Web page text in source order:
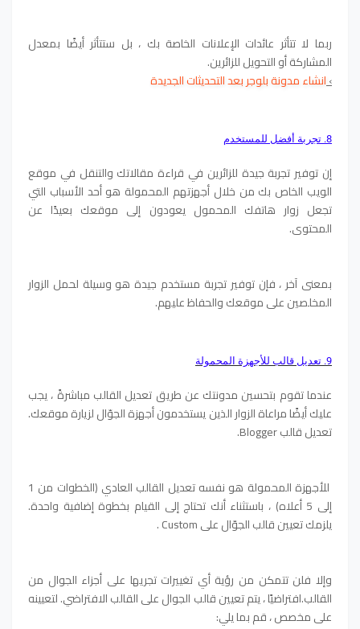
ربما لا تتأثر عائدات الإعلانات الخاصة بك ، بل ستتأثر أيضًا بمعدل
المشاركة أو التحويل للزائرين.
›انشاء مدونة بلوجر بعد التحديثات الجديدة
8. تجربة أفضل للمستخدم
إن توفير تجربة جيدة للزائرين في قراءة مقالاتك والتنقل في موقع
الويب الخاص بك من خلال أجهزتهم المحمولة هو أحد الأسباب التي
تجعل زوار هاتفك المحمول يعودون إلى موقعك بعيدًا عن
المحتوى.
بمعنى آخر ، فإن توفير تجربة مستخدم جيدة هو وسيلة لحمل الزوار
المخلصين على موقعك والحفاظ عليهم.
9. تعديل قالب للأجهزة المحمولة
عندما تقوم بتحسين مدونتك عن طريق تعديل القالب مباشرةً ، يجب
عليك أيضًا مراعاة الزوار الذين يستخدمون أجهزة الجوّال لزيارة موقعك.
تعديل قالب Blogger.
للأجهزة المحمولة هو نفسه تعديل القالب العادي (الخطوات من 1
إلى 5 أعلاه) ، باستثناء أنك تحتاج إلى القيام بخطوة إضافية واحدة.
يلزمك تعيين قالب الجوّال على Custom .
وإلا فلن تتمكن من رؤية أي تغييرات تجريها على أجزاء الجوال من
القالب.افتراضيًا ، يتم تعيين قالب الجوال على القالب الافتراضي. لتعيينه
على مخصص ، قم بما يلي: